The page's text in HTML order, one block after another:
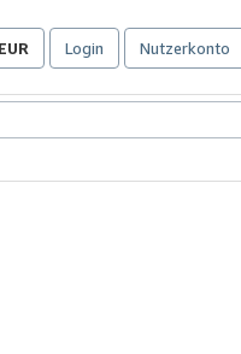
Login Nutzerkonto